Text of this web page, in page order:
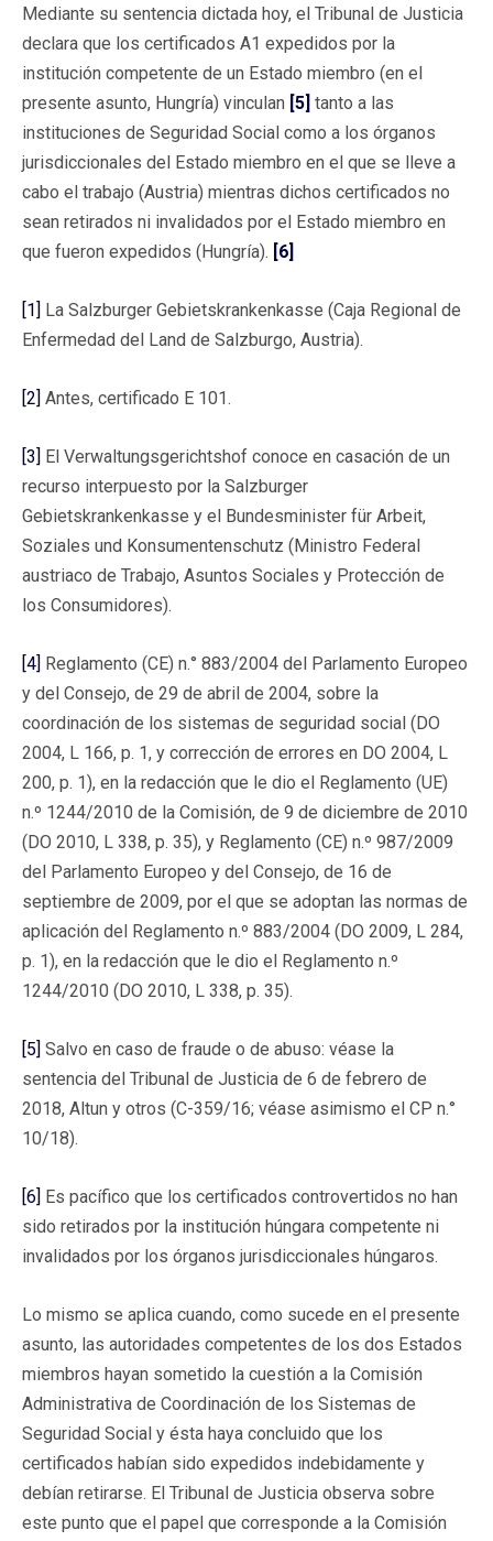
Mediante su sentencia dictada hoy, el Tribunal de Justicia
declara que los certificados A1 expedidos por la
institución competente de un Estado miembro (en el
presente asunto, Hungría) vinculan [5] tanto a las
instituciones de Seguridad Social como a los órganos
jurisdiccionales del Estado miembro en el que se lleve a
cabo el trabajo (Austria) mientras dichos certificados no
sean retirados ni invalidados por el Estado miembro en
que fueron expedidos (Hungría). [6]
[1] La Salzburger Gebietskrankenkasse (Caja Regional de
Enfermedad del Land de Salzburgo, Austria).
[2] Antes, certificado E 101.
[3] El Verwaltungsgerichtshof conoce en casación de un
recurso interpuesto por la Salzburger
Gebietskrankenkasse y el Bundesminister für Arbeit,
Soziales und Konsumentenschutz (Ministro Federal
austriaco de Trabajo, Asuntos Sociales y Protección de
los Consumidores).
[4] Reglamento (CE) n.° 883/2004 del Parlamento Europeo
y del Consejo, de 29 de abril de 2004, sobre la
coordinación de los sistemas de seguridad social (DO
2004, L 166, p. 1, y corrección de errores en DO 2004, L
200, p. 1), en la redacción que le dio el Reglamento (UE)
n.º 1244/2010 de la Comisión, de 9 de diciembre de 2010
(DO 2010, L 338, p. 35), y Reglamento (CE) n.º 987/2009
del Parlamento Europeo y del Consejo, de 16 de
septiembre de 2009, por el que se adoptan las normas de
aplicación del Reglamento n.º 883/2004 (DO 2009, L 284,
p. 1), en la redacción que le dio el Reglamento n.º
1244/2010 (DO 2010, L 338, p. 35).
[5] Salvo en caso de fraude o de abuso: véase la
sentencia del Tribunal de Justicia de 6 de febrero de
2018, Altun y otros (C-359/16; véase asimismo el CP n.°
10/18).
[6] Es pacífico que los certificados controvertidos no han
sido retirados por la institución húngara competente ni
invalidados por los órganos jurisdiccionales húngaros.
Lo mismo se aplica cuando, como sucede en el presente
asunto, las autoridades competentes de los dos Estados
miembros hayan sometido la cuestión a la Comisión
Administrativa de Coordinación de los Sistemas de
Seguridad Social y ésta haya concluido que los
certificados habían sido expedidos indebidamente y
debían retirarse. El Tribunal de Justicia observa sobre
este punto que el papel que corresponde a la Comisión